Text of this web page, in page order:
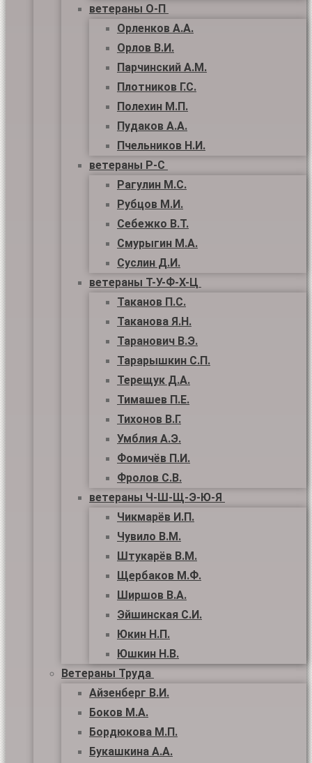
ветераны О-П
Орленков А.А.
Орлов В.И.
Парчинский А.М.
Плотников Г.С.
Полехин М.П.
Пудаков А.А.
Пчельников Н.И.
ветераны Р-С
Рагулин М.С.
Рубцов М.И.
Себежко В.Т.
Смурыгин М.А.
Суслин Д.И.
ветераны Т-У-Ф-Х-Ц
Таканов П.С.
Таканова Я.Н.
Таранович В.Э.
Тарарышкин С.П.
Терещук Д.А.
Тимашев П.Е.
Тихонов В.Г.
Умблия А.Э.
Фомичёв П.И.
Фролов С.В.
ветераны Ч-Ш-Щ-Э-Ю-Я
Чикмарёв И.П.
Чувило В.М.
Штукарёв В.М.
Щербаков М.Ф.
Ширшов В.А.
Эйшинская С.И.
Юкин Н.П.
Юшкин Н.В.
Ветераны Труда
Айзенберг В.И.
Боков М.А.
Бордюкова М.П.
Букашкина А.А.